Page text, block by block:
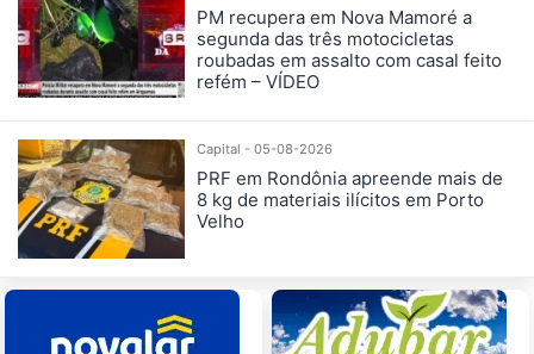
PM recupera em Nova Mamoré a
segunda das três motocicletas
roubadas em assalto com casal feito
refém – VÍDEO
Capital - 05-08-2026
PRF em Rondônia apreende mais de
8 kg de materiais ilícitos em Porto
Velho